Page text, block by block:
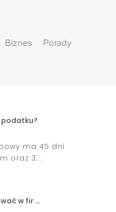
Biznes Porady
podatku?
ma 45 dni
oraz 3...
w fir …